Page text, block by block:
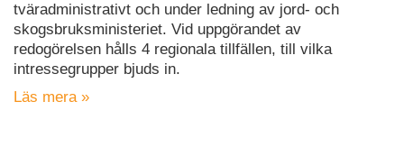
tväradministrativt och under ledning av jord- och
skogsbruksministeriet. Vid uppgörandet av
redogörelsen hålls 4 regionala tillfällen, till vilka
intressegrupper bjuds in.
Läs mera »